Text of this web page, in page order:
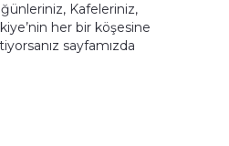
Kafeleriniz,
her bir köşesine
sayfamızda